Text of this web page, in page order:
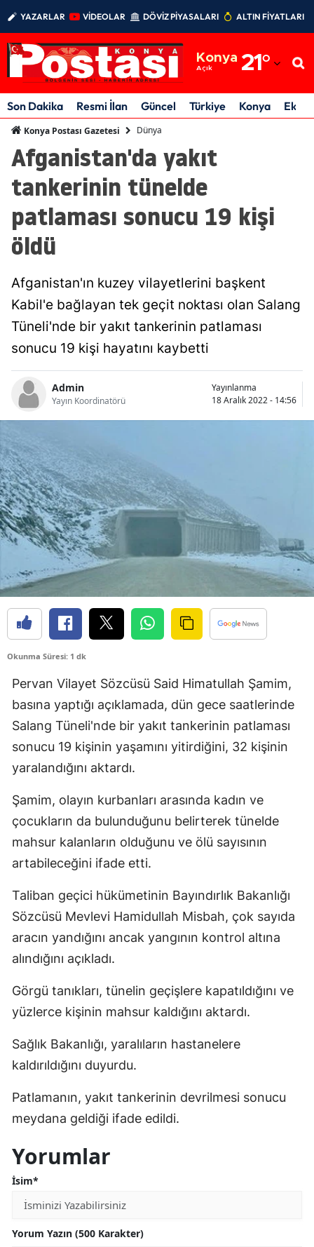
YAZARLAR VİDEOLAR DÖVİZ PİYASALARI ALTIN FİYATLARI
Konya
Açık 21°
Adıyaman
Afyonkarahisar
Amasya
Antalya
Balıkesir
Bilecik
Bitlis
Çanakkale
Çankırı
Çorum
Diyarbakır
Erzincan
Erzurum
Giresun
Gümüşhane
Hatay
Isparta
İstanbul
İzmir
Kars
Kayseri
Son Dakika Resmi İlan Güncel Türkiye Konya
Konya Postası Gazetesi Dünya
Afganistan'da yakıt
tankerinin tünelde
patlaması sonucu 19 kişi
öldü
Afganistan'ın kuzey vilayetlerini başkent
Kabil'e bağlayan tek geçit noktası olan Salang
Tüneli'nde bir yakıt tankerinin patlaması
sonucu 19 kişi hayatını kaybetti
Admin
Yayın Koordinatörü
Yayınlanma
18 Aralık 2022 - 14:56
Okunma Süresi: 1 dk
Pervan Vilayet Sözcüsü Said Himatullah Şamim,
basına yaptığı açıklamada, dün gece saatlerinde
Salang Tüneli'nde bir yakıt tankerinin patlaması
sonucu 19 kişinin yaşamını yitirdiğini, 32 kişinin
yaralandığını aktardı.
Şamim, olayın kurbanları arasında kadın ve
çocukların da bulunduğunu belirterek tünelde
mahsur kalanların olduğunu ve ölü sayısının
artabileceğini ifade etti.
Taliban geçici hükümetinin Bayındırlık Bakanlığı
Sözcüsü Mevlevi Hamidullah Misbah, çok sayıda
aracın yandığını ancak yangının kontrol altına
alındığını açıkladı.
Görgü tanıkları, tünelin geçişlere kapatıldığını ve
yüzlerce kişinin mahsur kaldığını aktardı.
Sağlık Bakanlığı, yaralıların hastanelere
kaldırıldığını duyurdu.
Patlamanın, yakıt tankerinin devrilmesi sonucu
meydana geldiği ifade edildi.
Yorumlar
İsim*
Yorum Yazın (500 Karakter)